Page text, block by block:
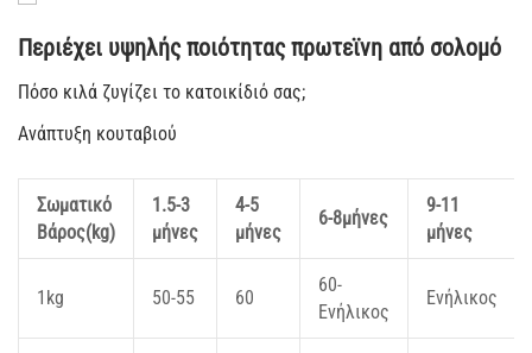
Περιέχει υψηλής ποιότητας πρωτεϊνη από σολομό
Πόσο κιλά ζυγίζει το κατοικίδιό σας;
Ανάπτυξη κουταβιού
Σωματικό
Βάρος(kg)
1.5-3
μήνες
4-5
μήνες
6-8μήνες
9-11
μήνες
1kg 50-55 60
60-
Ενήλικος
Ενήλικος